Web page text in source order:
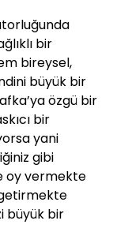
bir
bireysel,
büyük bir
özgü bir
bir
yani
gibi
oy vermekte
getirmekte
büyük bir